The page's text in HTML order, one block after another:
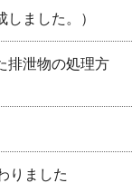
ました。）
排泄物の処理方
りました